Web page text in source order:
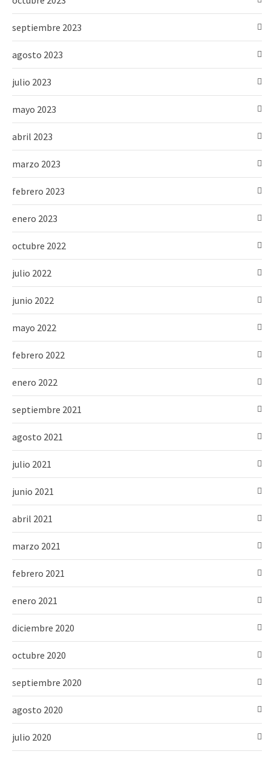
septiembre 2023
agosto 2023
julio 2023
mayo 2023
abril 2023
marzo 2023
febrero 2023
enero 2023
octubre 2022
julio 2022
junio 2022
mayo 2022
febrero 2022
enero 2022
septiembre 2021
agosto 2021
julio 2021
junio 2021
abril 2021
marzo 2021
febrero 2021
enero 2021
diciembre 2020
octubre 2020
septiembre 2020
agosto 2020
julio 2020